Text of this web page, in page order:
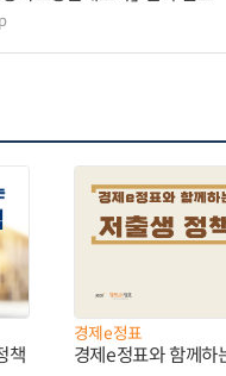
책
경제e정표
경제e정표와 함께하